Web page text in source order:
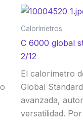
Calorímetros
C 6000 global
2/12
El calorímetro
Global
avanzada,
versatilidad.